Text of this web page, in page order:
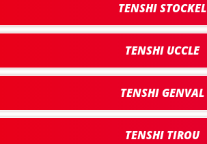
TENSHI STOCKEL
TENSHI UCCLE
TENSHI GENVAL
TENSHI TIROU